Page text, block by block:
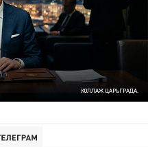
КОЛЛАЖ ЦАРЬГРАДА.